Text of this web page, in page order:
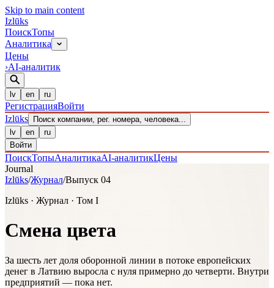
Skip to main content
Izlūks
ПоискТопы
Аналитика
Цены
›AI-аналитик
lv en ru
РегистрацияВойти
Izlūks
Поиск компании, рег. номера, человека...
lv
en
ru
Войти
ПоискТопыАналитикаAI-аналитикЦены
Journal
Izlūks/Журнал/Выпуск 04
Izlūks · Журнал · Том I
Смена цвета
За шесть лет доля оборонной линии в потоке европейских
денег в Латвию выросла с нуля примерно до четверти. Внутри
предприятий — пока нет.